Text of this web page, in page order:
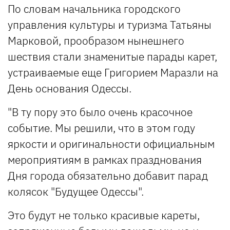
По словам начальника городского
управления культуры и туризма Татьяны
Марковой, прообразом нынешнего
шествия стали знаменитые парады карет,
устраиваемые еще Григорием Маразли на
День основания Одессы.
"В ту пору это было очень красочное
событие. Мы решили, что в этом году
яркости и оригинальности официальным
мероприятиям в рамках празднования
Дня города обязательно добавит парад
колясок "Будущее Одессы".
Это будут не только красивые кареты,